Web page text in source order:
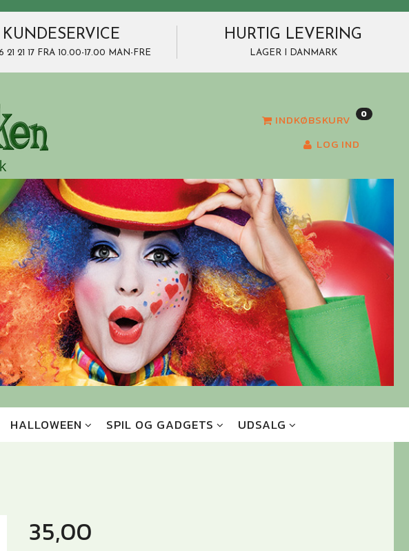
KUNDESERVICE
21 21 17 FRA 10.00-17.00 MAN-FRE
HURTIG LEVERING
LAGER I DANMARK
INDKØBSKURV 0
LOG IND
HALLOWEEN SPIL OG GADGETS UDSALG
35,00